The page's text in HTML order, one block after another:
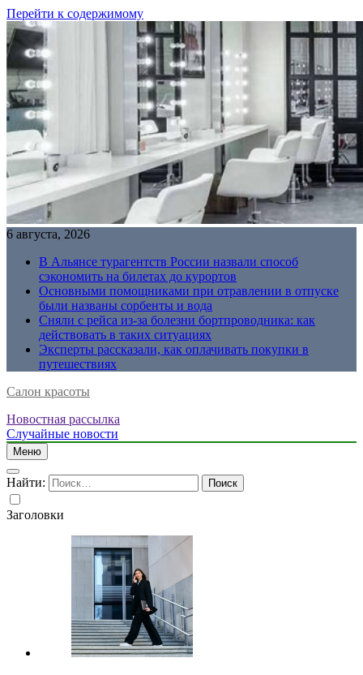
Перейти к содержимому
6 августа, 2026
В Альянсе турагентств России назвали способ
сэкономить на билетах до курортов
Основными помощниками при отравлении в отпуске
были названы сорбенты и вода
Сняли с рейса из-за болезни бортпроводника: как
действовать в таких ситуациях
Эксперты рассказали, как оплачивать покупки в
путешествиях
Салон красоты
Новостная рассылка
Случайные новости
Меню
Найти:
Заголовки